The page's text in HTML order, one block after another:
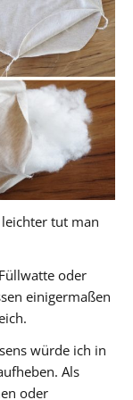
tut man
oder
einigermaßen
würde ich in
Als
oder